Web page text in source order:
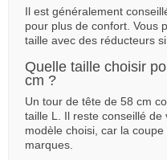
Il est généralement
pour plus de confort. Vous
taille avec des réducteurs
Quelle taille choisir
cm ?
Un tour de tête de 58 cm
taille L. Il reste conseillé
modèle choisi, car la
marques.